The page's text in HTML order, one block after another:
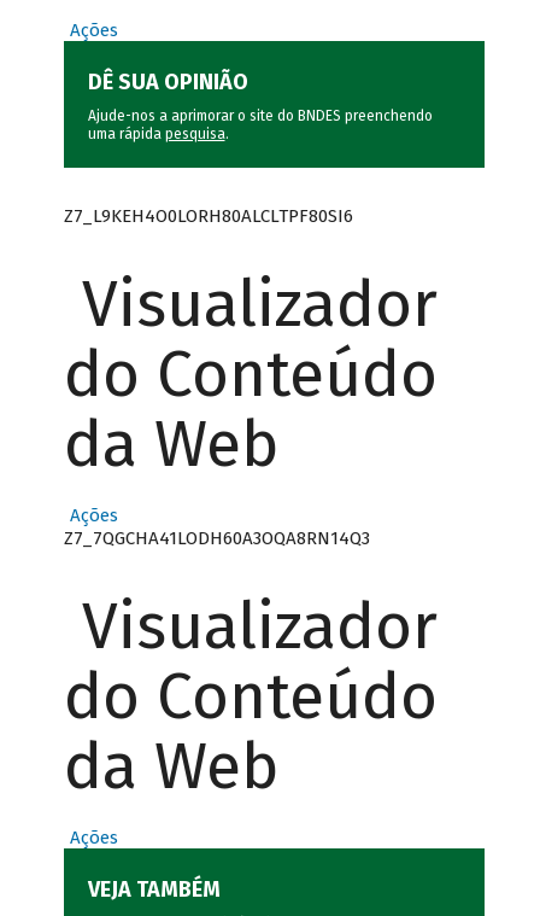
Ações
DÊ SUA OPINIÃO
Ajude-nos a aprimorar o site do BNDES preenchendo
uma rápida pesquisa.
Z7_L9KEH4O0LORH80ALCLTPF80SI6
Visualizador
do Conteúdo
da Web
Ações
Z7_7QGCHA41LODH60A3OQA8RN14Q3
Visualizador
do Conteúdo
da Web
Ações
VEJA TAMBÉM